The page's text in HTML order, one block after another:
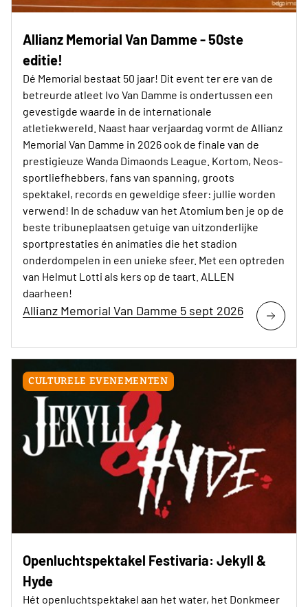
Allianz Memorial Van Damme - 50ste
editie!
Dé Memorial bestaat 50 jaar! Dit event ter ere van de
betreurde atleet Ivo Van Damme is ondertussen een
gevestigde waarde in de internationale
atletiekwereld. Naast haar verjaardag vormt de Allianz
Memorial Van Damme in 2026 ook de finale van de
prestigieuze Wanda Dimaonds League. Kortom, Neos-
sportliefhebbers, fans van spanning, groots
spektakel, records en geweldige sfeer: jullie worden
verwend! In de schaduw van het Atomium ben je op de
beste tribuneplaatsen getuige van uitzonderlijke
sportprestaties én animaties die het stadion
onderdompelen in een unieke sfeer. Met een optreden
van Helmut Lotti als kers op de taart. ALLEN
daarheen!
Allianz Memorial Van Damme 5 sept 2026
CULTURELE EVENEMENTEN
Openluchtspektakel Festivaria: Jekyll &
Hyde
Hét openluchtspektakel aan het water, het Donkmeer